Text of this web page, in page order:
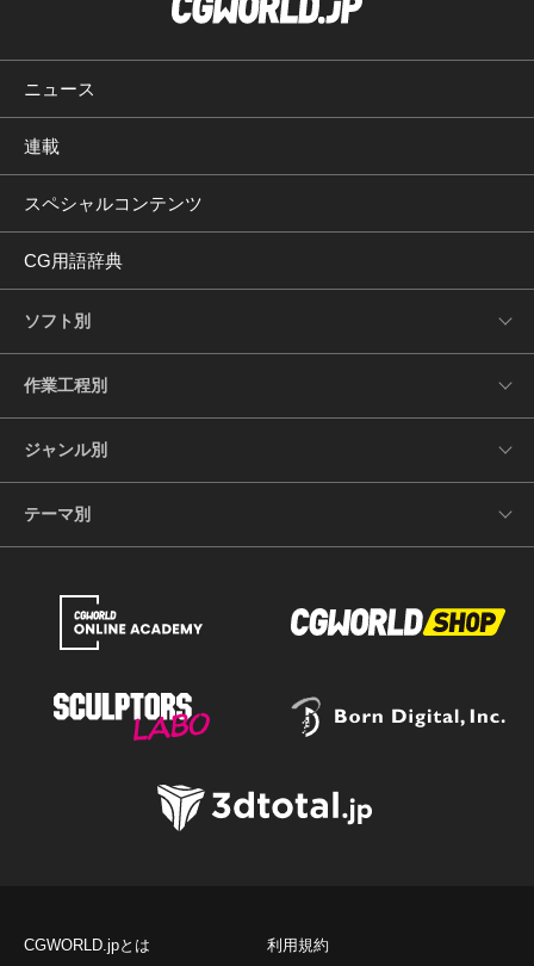
ニュース
連載
スペシャルコンテンツ
CG用語辞典
ソフト別
作業工程別
ジャンル別
テーマ別
CGWORLD.jpとは 利用規約